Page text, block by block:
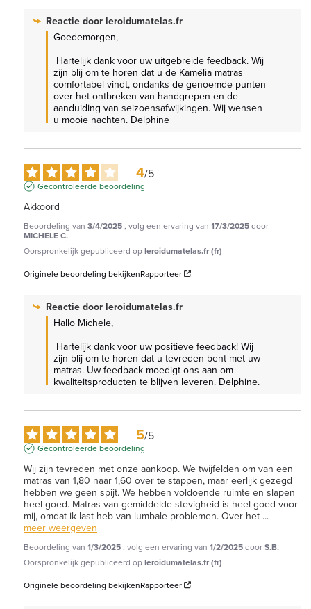
Reactie door leroidumatelas.fr
Goedemorgen,
zijn blij om te horen dat u de Kamélia matras
comfortabel vindt, ondanks de genoemde punten
over het ontbreken van handgrepen en de
aanduiding van seizoensafwijkingen. Wij wensen
u mooie nachten. Delphine
4/5
Gecontroleerde beoordeling
Akkoord
Beoordeling van 3/4/2025, volg een ervaring van 17/3/2025door
MICHELE C.
Oorspronkelijk gepubliceerd opleroidumatelas.fr (fr)
Originele beoordeling bekijkenRapporteer
Reactie door leroidumatelas.fr
Hallo Michele,
zijn blij om te horen dat u tevreden bent met uw
matras. Uw feedback moedigt ons aan om
kwaliteitsproducten te blijven leveren. Delphine.
5/5
Gecontroleerde beoordeling
Wij zijn tevreden met onze aankoop. We twijfelden om van een
matras van 1,80 naar 1,60 over te stappen, maar eerlijk gezegd
hebben we geen spijt. We hebben voldoende ruimte en slapen
heel goed. Matras van gemiddelde stevigheid is heel goed voor
mij, omdat ik last heb van lumbale problemen. Over het ...
meer weergeven
Beoordeling van 1/3/2025, volg een ervaring van 1/2/2025doorS.B.
Oorspronkelijk gepubliceerd opleroidumatelas.fr (fr)
Originele beoordeling bekijkenRapporteer